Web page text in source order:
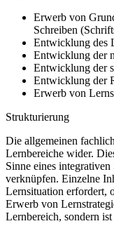
Erwerb von
Schreiben
Entwicklung des
Entwicklung der
Entwicklung der
Entwicklung der
Erwerb von
Strukturierung
Die allgemeinen
Lernbereiche wider.
Sinne eines
verknüpfen. Einzelne
Lernsituation erfordert,
Erwerb von
Lernbereich, sondern